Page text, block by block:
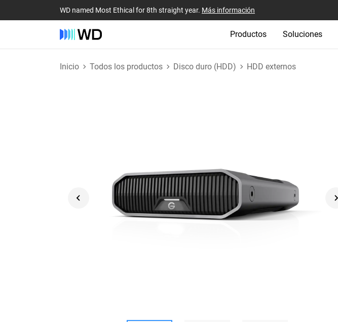
WD named Most Ethical for 8th straight year. Más información
Productos Soluciones
Inicio Todos los productos Disco duro (HDD) HDD externos